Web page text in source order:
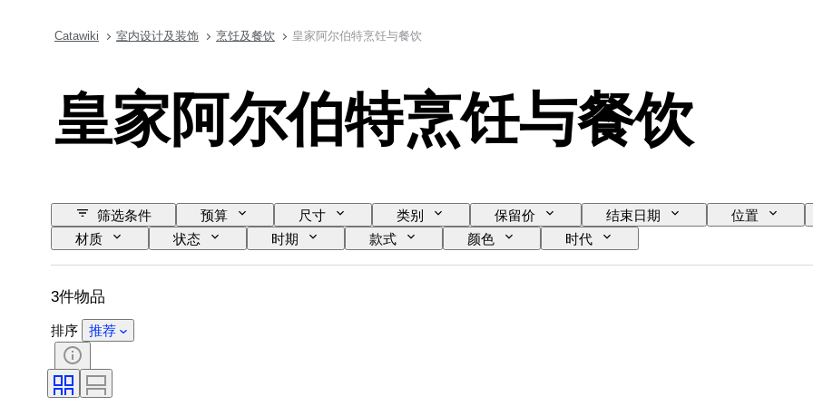
Catawiki 室内设计及装饰 烹饪及餐饮 皇家阿尔伯特烹饪与餐饮
皇家阿尔伯特烹饪与餐饮
筛选条件 预算 尺寸 类别 保留价 结束日期 位置
材质
状态 时期 款式 颜色 时代
3件物品
排序 推荐